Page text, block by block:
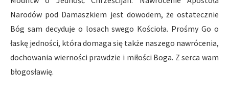
Narodów pod Damaszkiem jest dowodem, że ostatecznie
Bóg sam decyduje o losach swego Kościoła. Prośmy Go o
łaskę jedności, która domaga się także naszego nawrócenia,
dochowania wierności prawdzie i miłości Boga. Z serca wam
błogosławię.